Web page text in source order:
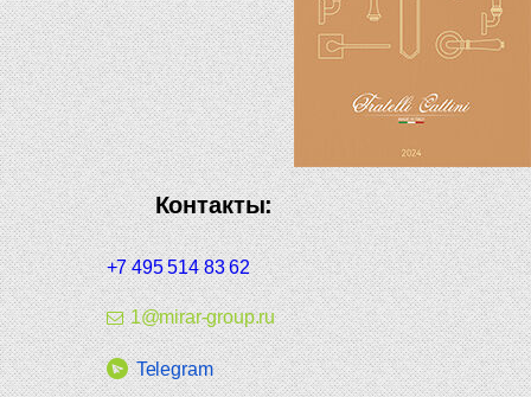
Контакты:
+7 495 514 83 62
1@mirar-group.ru
Telegram